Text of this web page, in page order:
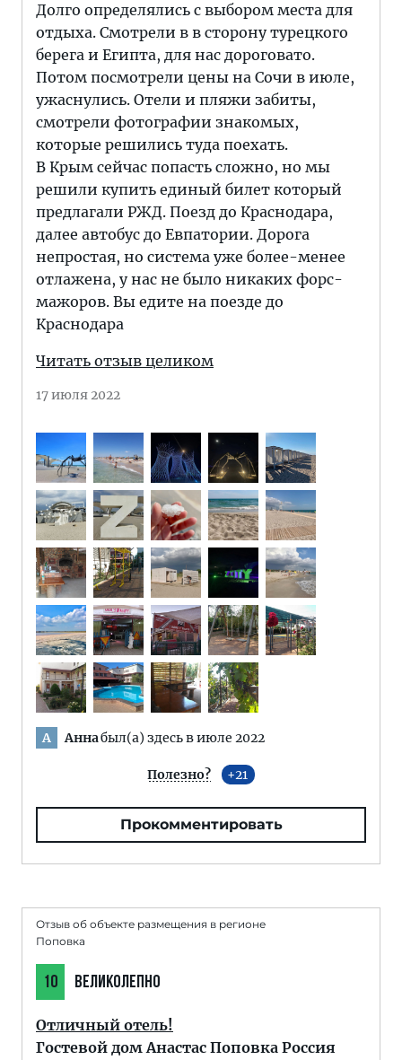
Долго определялись с выбором места для
отдыха. Смотрели в в сторону турецкого
берега и Египта, для нас дороговато.
Потом посмотрели цены на Сочи в июле,
ужаснулись. Отели и пляжи забиты,
смотрели фотографии знакомых,
которые решились туда поехать.
В Крым сейчас попасть сложно, но мы
решили купить единый билет который
предлагали РЖД. Поезд до Краснодара,
далее автобус до Евпатории. Дорога
непростая, но система уже более-менее
отлажена, у нас не было никаких форс-
мажоров. Вы едите на поезде до
Краснодара
Читать отзыв целиком
17 июля 2022
А Аннабыл(а) здесь в июле 2022
Полезно? 21
Прокомментировать
Отзыв об объекте размещения в регионе
Поповка
10 ВЕЛИКОЛЕПНО
Отличный отель!
Гостевой дом Анастас Поповка Россия